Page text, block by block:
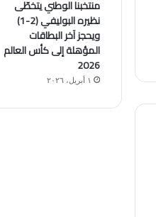
منتخبنا الوطني يتخطّى
نظيره البوليفي (2-1)
ويحجز آخر البطاقات
المؤهلة إلى كأس العالم
2026
١ أبريل، ٢٠٢٦